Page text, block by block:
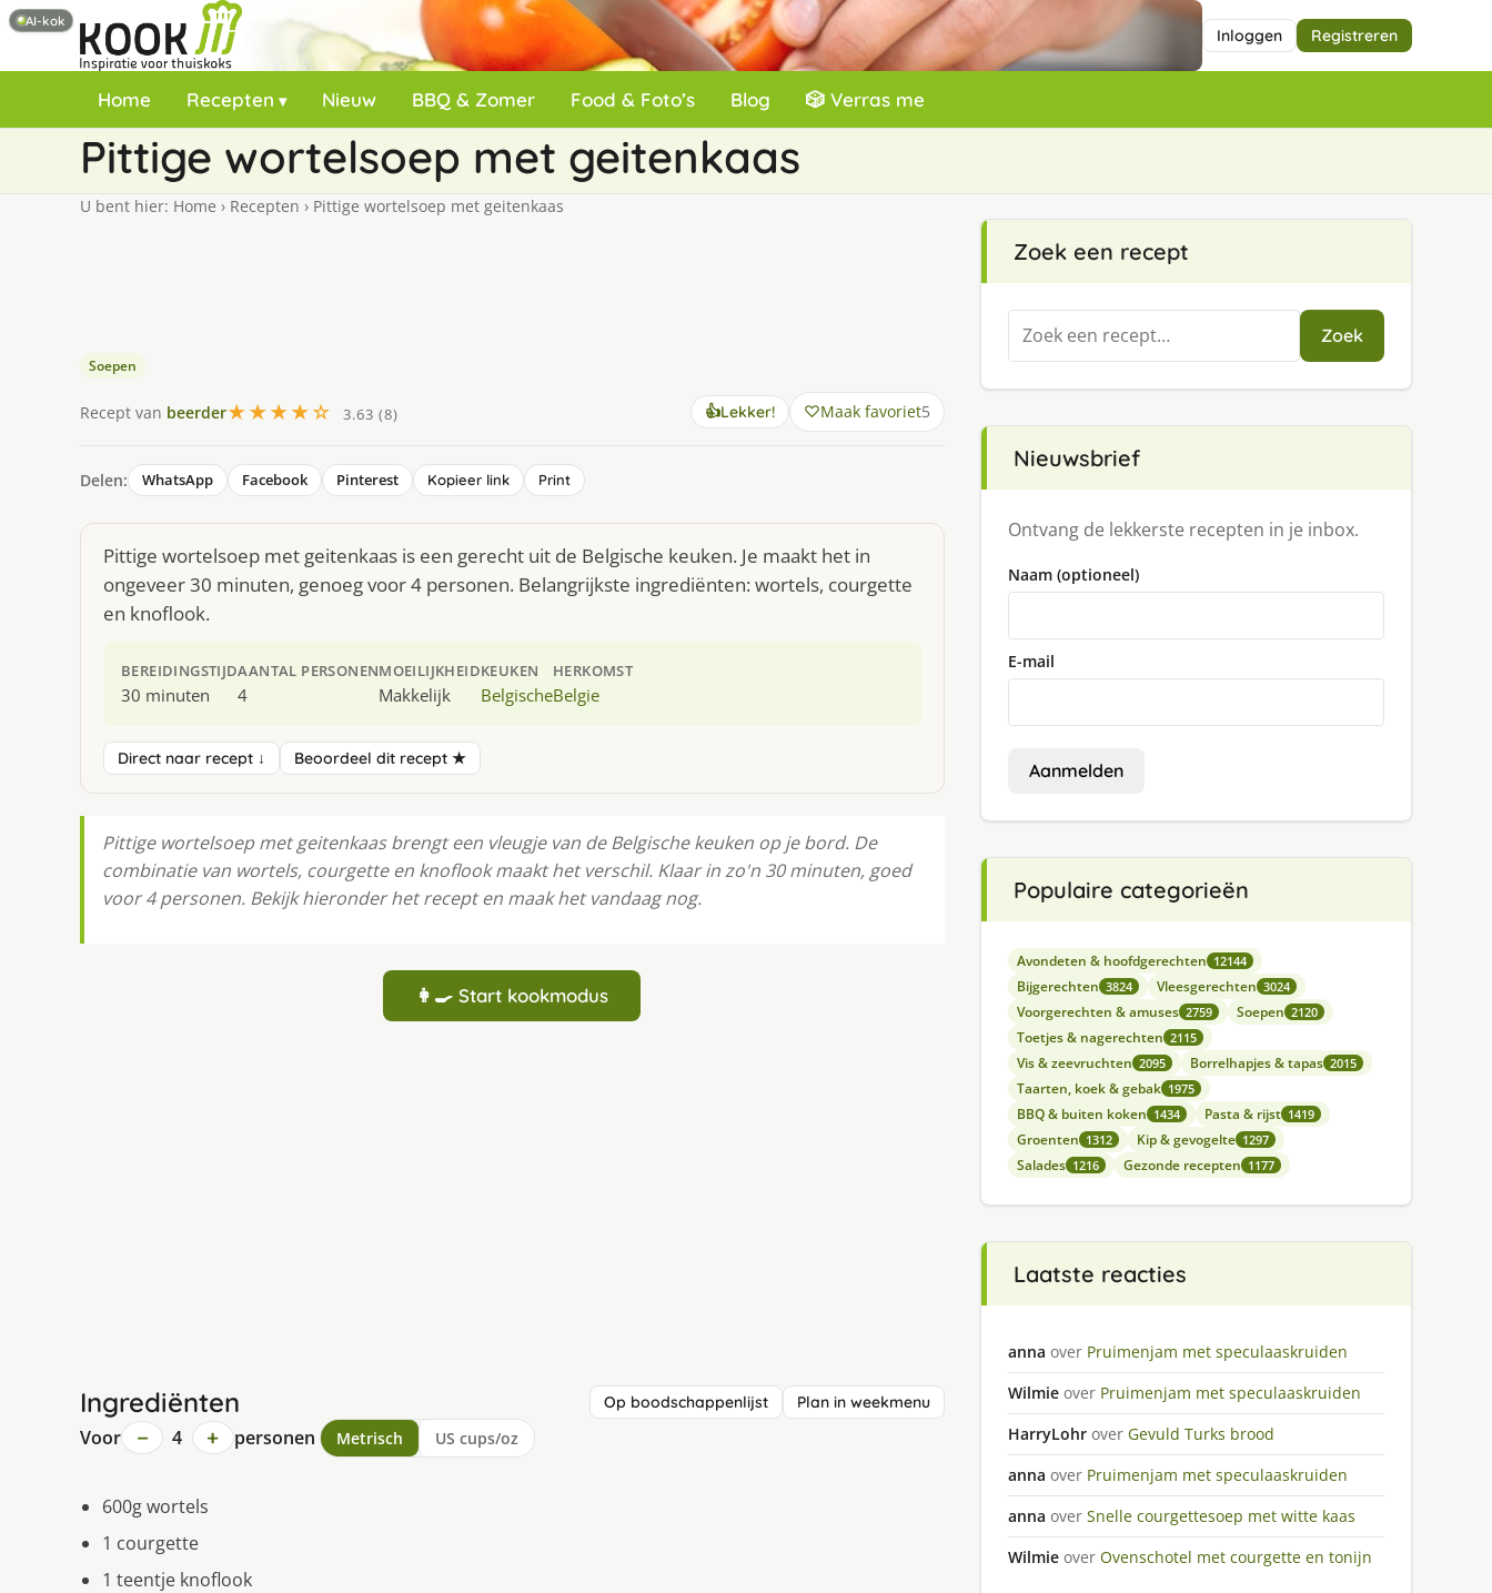
Inloggen Registreren
Home Recepten Nieuw BBQ & Zomer Food & Foto’s Blog 🎲 Verras me
Pittige wortelsoep met geitenkaas
U bent hier: Home › Recepten › Pittige wortelsoep met geitenkaas
Soepen
Recept van beerder★★★★☆ 3.63 (8) 👍Lekker! Maak favoriet5
Delen: WhatsApp Facebook Pinterest Kopieer link Print
Pittige wortelsoep met geitenkaas is een gerecht uit de Belgische keuken. Je maakt het in
ongeveer 30 minuten, genoeg voor 4 personen. Belangrijkste ingrediënten: wortels, courgette
en knoflook.
BEREIDINGSTIJD
30 minuten
AANTAL PERSONEN
4
MOEILIJKHEID
Makkelijk
KEUKEN
Belgische
HERKOMST
Belgie
Direct naar recept ↓ Beoordeel dit recept ★
Pittige wortelsoep met geitenkaas brengt een vleugje van de Belgische keuken op je bord. De
combinatie van wortels, courgette en knoflook maakt het verschil. Klaar in zo'n 30 minuten, goed
voor 4 personen. Bekijk hieronder het recept en maak het vandaag nog.
👩‍🍳 Start kookmodus
Ingrediënten Op boodschappenlijst Plan in weekmenu
Voor − 4 + personen Metrisch US cups/oz
600g wortels
1 courgette
1 teentje knoflook
Zoek een recept
Zoeken
naar:
Zoek
Nieuwsbrief
Ontvang de lekkerste recepten in je inbox.
Naam (optioneel)
E-mail
Aanmelden
Populaire categorieën
Avondeten & hoofdgerechten 12144
Bijgerechten 3824 Vleesgerechten 3024
Voorgerechten & amuses 2759 Soepen 2120
Toetjes & nagerechten 2115
Vis & zeevruchten 2095 Borrelhapjes & tapas 2015
Taarten, koek & gebak 1975
BBQ & buiten koken 1434 Pasta & rijst 1419
Groenten 1312 Kip & gevogelte 1297
Salades 1216 Gezonde recepten 1177
Laatste reacties
anna over Pruimenjam met speculaaskruiden
Wilmie over Pruimenjam met speculaaskruiden
HarryLohr over Gevuld Turks brood
anna over Pruimenjam met speculaaskruiden
anna over Snelle courgettesoep met witte kaas
Wilmie over Ovenschotel met courgette en tonijn
AI-kok